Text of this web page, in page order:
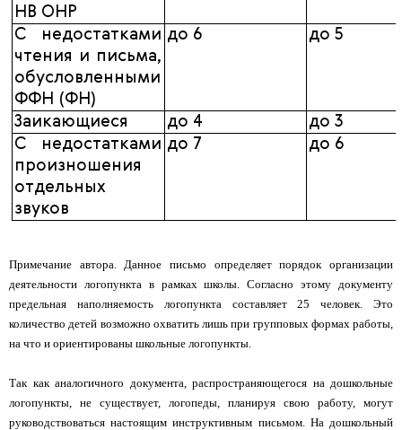
НВ ОНР
С недостатками
чтения и письма,
обусловленными
ФФН (ФН)
до 6 до 5
Заикающиеся до 4
до 3
С недостатками
произношения
отдельных
звуков
до 7 до 6
Примечание автора. Данное письмо определяет порядок организации
деятельности логопункта в рамках школы. Согласно этому документу
предельная наполняемость логопункта составляет 25 человек. Это
количество детей возможно охватить лишь при групповых формах работы,
на что и ориентированы школьные логопункты.
Так как аналогичного документа, распространяющегося на дошкольные
логопункты, не существует, логопеды, планируя свою работу, могут
руководствоваться настоящим инструктивным письмом. На дошкольный